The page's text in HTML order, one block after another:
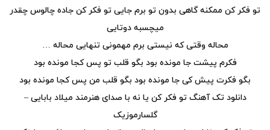
تو فکر کن ممکنه گاهی بدون تو برم جایی تو فکر کن جاده چالوس چقدر
میچسبه دوتایی
محاله وقتی که نیستی برم مهمونی تنهایی محاله …
فکرم پیشت جا مونده بود بگو قلب تو پس کجا مونده بود
بگو فکرت پیش کی جا مونده بود بگو قلب من پس کجا مونده بود
دانلود تک آهنگ تو فکر کن یا نه با صدای هنرمند میلاد بابایی –
گلسارموزیک